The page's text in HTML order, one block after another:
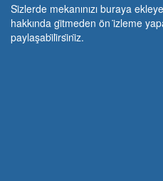
Si̇zlerde mekanınızı buraya
hakkında gi̇tmeden ön i̇zleme
paylaşabi̇li̇rsi̇ni̇z.